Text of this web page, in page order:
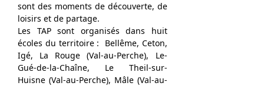
sont des moments de découverte, de
loisirs et de partage.
Les TAP sont organisés dans huit
écoles du territoire : Bellême, Ceton,
Igé, La Rouge (Val-au-Perche), Le-
Gué-de-la-Chaîne, Le Theil-sur-
Huisne (Val-au-Perche), Mâle (Val-au-